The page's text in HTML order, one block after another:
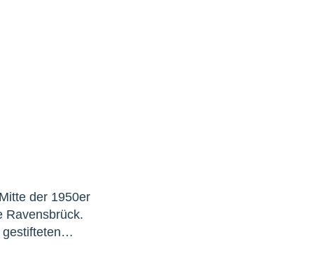
der 1950er
Ravensbrück.
gestifteten…